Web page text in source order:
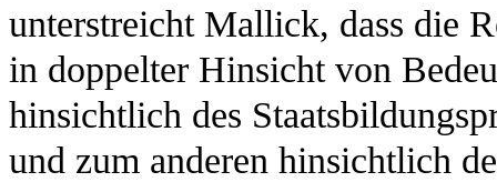
unterstreicht Mallick, dass die
in doppelter Hinsicht von
hinsichtlich des
und zum anderen hinsichtlich